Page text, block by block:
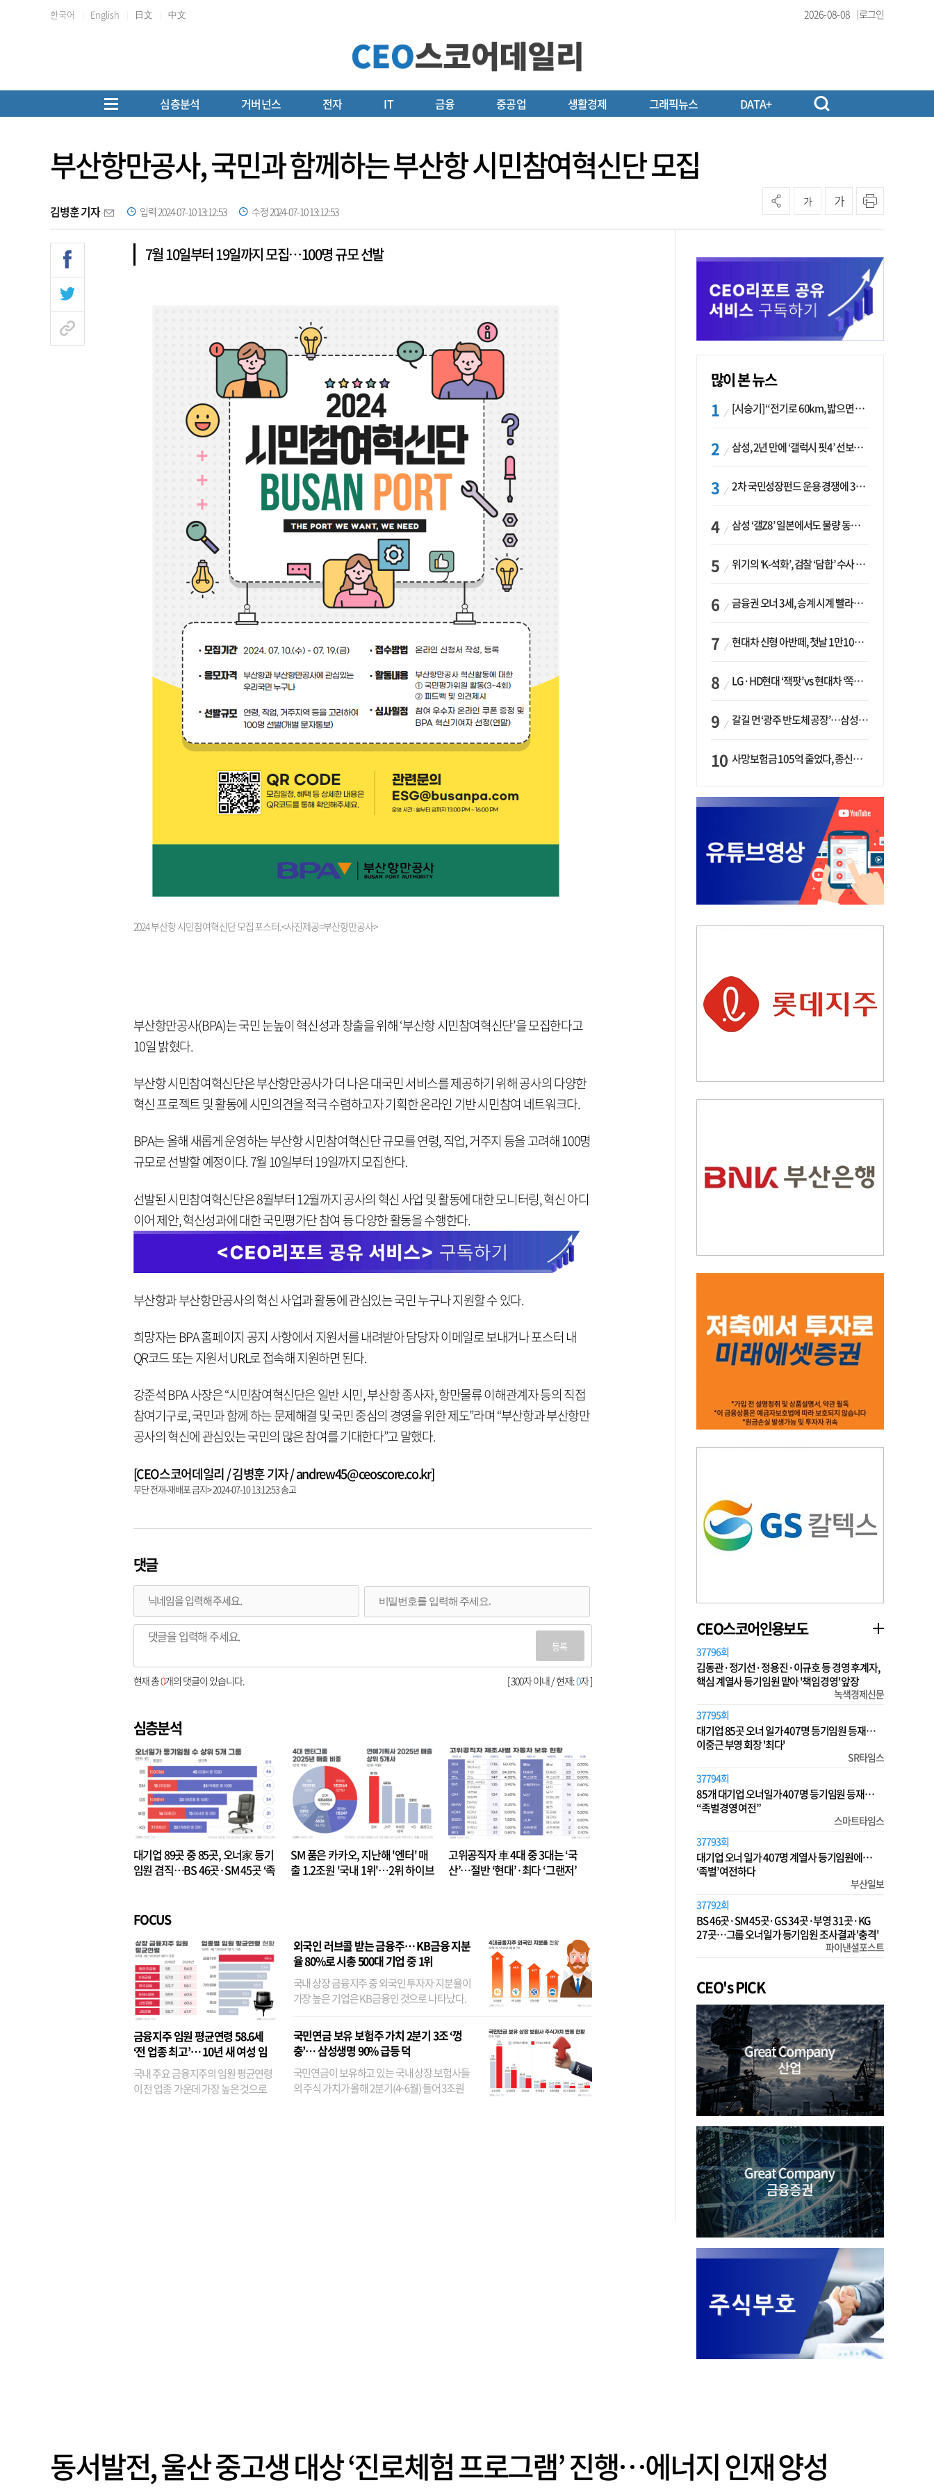
한국어 English 日文 中文 2026-08-08 로그인
심층분석 거버넌스 전자 IT 금융 중공업 생활경제 그래픽뉴스 DATA+
부산항만공사, 국민과 함께하는 부산항 시민참여혁신단 모집
김병훈 기자 입력 2024-07-10 13:12:53 수정 2024-07-10 13:12:53
가 가
7월 10일부터 19일까지 모집…100명 규모 선발
2024 부산항 시민참여혁신단 모집 포스터.<사진제공=부산항만공사>
부산항만공사(BPA)는 국민 눈높이 혁신성과 창출을 위해 ‘부산항 시민참여혁신단’을 모집한다고
10일 밝혔다.
부산항 시민참여혁신단은 부산항만공사가 더 나은 대국민 서비스를 제공하기 위해 공사의 다양한
혁신 프로젝트 및 활동에 시민의견을 적극 수렴하고자 기획한 온라인 기반 시민참여 네트워크다.
BPA는 올해 새롭게 운영하는 부산항 시민참여혁신단 규모를 연령, 직업, 거주지 등을 고려해 100명
규모로 선발할 예정이다. 7월 10일부터 19일까지 모집한다.
선발된 시민참여혁신단은 8월부터 12월까지 공사의 혁신 사업 및 활동에 대한 모니터링, 혁신 아디
이어 제안, 혁신성과에 대한 국민평가단 참여 등 다양한 활동을 수행한다.
부산항과 부산항만공사의 혁신 사업과 활동에 관심있는 국민 누구나 지원할 수 있다.
희망자는 BPA 홈페이지 공지 사항에서 지원서를 내려받아 담당자 이메일로 보내거나 포스터 내
QR코드 또는 지원서 URL로 접속해 지원하면 된다.
강준석 BPA 사장은 “시민참여혁신단은 일반 시민, 부산항 종사자, 항만물류 이해관계자 등의 직접
참여기구로, 국민과 함께 하는 문제해결 및 국민 중심의 경영을 위한 제도”라며 “부산항과 부산항만
공사의 혁신에 관심있는 국민의 많은 참여를 기대한다”고 말했다.
[CEO스코어데일리 / 김병훈 기자 / andrew45@ceoscore.co.kr]
무단 전재-재배포 금지> 2024-07-10 13:12:53 송고
댓글
등록
[ 300자 이내 / 현재:0자 ]
현재 총0개의 댓글이 있습니다.
심층분석
대기업 89곳 중 85곳, 오너家 등기
임원 겸직…BS 46곳·SM 45곳 ‘족
SM 품은 카카오, 지난해 '엔터' 매
출 1.2조원 '국내 1위'…2위 하이브
고위공직자 車 4대 중 3대는 ‘국
산’…절반 ‘현대’·최다 ‘그랜저’
FOCUS
금융지주 임원 평균연령 58.6세
‘전 업종 최고’… 10년 새 여성 임
원은 14배 껑충
국내 주요 금융지주의 임원 평균연령
이 전 업종 가운데 가장 높은 것으로
외국인 러브콜 받는 금융주… KB금융 지분
율 80%로 시총 500대 기업 중 1위
국내 상장 금융지주 중 외국인 투자자 지분율이
가장 높은 기업은 KB금융인 것으로 나타났다.
융이었다. 특히 KB금융은 지난달 말 기준 해외
기관투자자 지분율이...
국민연금 보유 보험주 가치 2분기 3조 ‘껑
충’… 삼성생명 90% 급등 덕
국민연금이 보유하고 있는 국내 상장 보험사들
의 주식 가치가 올해 2분기(4~6월) 들어 3조원
많이 본 뉴스
[시승기] “전기로 60km, 밟으면 462마력”…볼보 XC60 T8의 두 얼굴
삼성, 2년 만에 ‘갤럭시 핏4’ 선보이나…웨어러블 생태계 확장 ‘시동’
2차 국민성장펀드 운용 경쟁에 33개사 몰렸다…신한·하나 등 새 얼굴 대거 합류
삼성 ‘갤Z8’ 일본에서도 물량 동났다…애플 참전 앞두고 선두 수성 ‘시험대’
위기의 ‘K-석화’, 검찰 ‘담합’ 수사 착수…“LG·한화·롯데 등 7개 업체, 8개 제품 가격 담합”
금융권 오너 3세, 승계 시계 빨라지나…한국투자 ‘속도’·미래에셋·메리츠는 ‘거리두기’
현대차 신형 아반떼, 첫날 1만1094대 계약…역대 최고치 경신
LG·HD현대 ‘잭팟’ vs 현대차 ‘쪽박’…글로벌 사모펀드, 韓 대기업 투자 ‘희비’
갈길 먼 ‘광주 반도체 공장’…삼성·SK, ‘주 52시간제’ 규제 해소 ‘공방’
사망보험금 105억 줄었다, 종신보험·유동화 동시에 ‘주춤’…신한라이프는 401억 급증
CEO스코어인용보도
37796회
김동관·정기선·정용진·이규호 등 경영 후계자,
핵심 계열사 등기임원 맡아 '책임경영' 앞장
녹색경제신문
37795회
대기업 85곳 오너 일가 407명 등기임원 등재…
이중근 부영 회장 '최다'
SR타임스
37794회
85개 대기업 오너일가 407명 등기임원 등재…
“족벌경영 여전”
스마트타임스
37793회
대기업 오너 일가 407명 계열사 등기임원에…
‘족벌’ 여전하다
부산일보
37792회
BS 46곳·SM 45곳·GS 34곳·부영 31곳·KG
27곳…그룹 오너일가 등기임원 조사결과 '충격'
파이낸셜포스트
CEO's PICK
동서발전, 울산 중고생 대상 ‘진로체험 프로그램’ 진행…에너지 인재 양성